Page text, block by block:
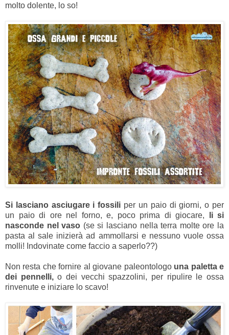
molto dolente, lo so!
Si lasciano asciugare i fossili per un paio di giorni, o per
un paio di ore nel forno, e, poco prima di giocare,
li si
nasconde nel vaso (se si lasciano nella terra molte ore la
pasta al sale inizierà ad ammollarsi e nessuno vuole ossa
molli! Indovinate come faccio a saperlo??)
Non resta che fornire al giovane paleontologo una paletta e
dei pennelli,o dei vecchi spazzolini, per ripulire le ossa
rinvenute e iniziare lo scavo!